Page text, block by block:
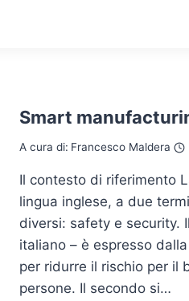
Smart
A cura di: Francesco Maldera
Il contesto di riferimento
lingua inglese, a due
diversi: safety e security.
italiano – è espresso
per ridurre il rischio per il
persone. Il secondo si…